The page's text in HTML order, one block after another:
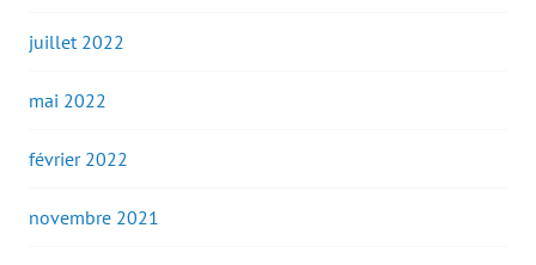
juillet 2022
mai 2022
février 2022
novembre 2021